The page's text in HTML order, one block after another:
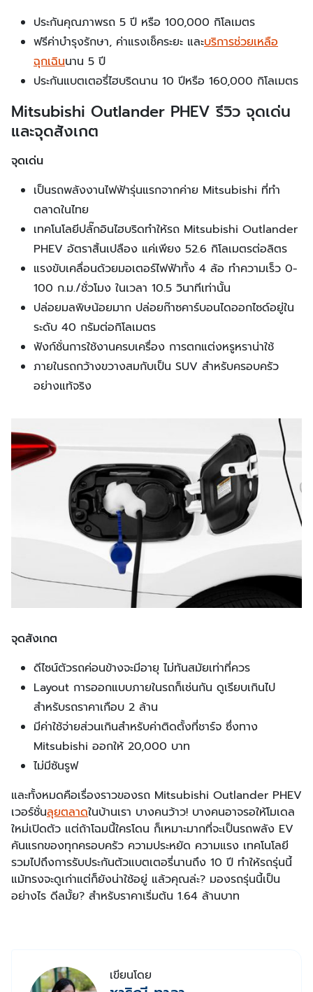
ประกันคุณภาพรถ 5 ปี หรือ 100,000 กิโลเมตร
ฟรีค่าบำรุงรักษา, ค่าแรงเช็คระยะ และบริการช่วยเหลือ
ฉุกเฉินนาน 5 ปี
ประกันแบตเตอรี่ไฮบริดนาน 10 ปีหรือ 160,000 กิโลเมตร
Mitsubishi Outlander PHEV รีวิว จุดเด่น
และจุดสังเกต
จุดเด่น
เป็นรถพลังงานไฟฟ้ารุ่นแรกจากค่าย Mitsubishi ที่ทำ
ตลาดในไทย
เทคโนโลยีปลั๊กอินไฮบริดทำให้รถ Mitsubishi Outlander
PHEV อัตราสิ้นเปลือง แค่เพียง 52.6 กิโลเมตรต่อลิตร
แรงขับเคลื่อนด้วยมอเตอร์ไฟฟ้าทั้ง 4 ล้อ ทำความเร็ว 0-
100 ก.ม./ชั่วโมง ในเวลา 10.5 วินาทีเท่านั้น
ปล่อยมลพิษน้อยมาก ปล่อยก๊าซคาร์บอนไดออกไซด์อยู่ใน
ระดับ 40 กรัมต่อกิโลเมตร
ฟังก์ชั่นการใช้งานครบเครื่อง การตกแต่งหรูหราน่าใช้
ภายในรถกว้างขวางสมกับเป็น SUV สำหรับครอบครัว
อย่างแท้จริง
จุดสังเกต
ดีไซน์ตัวรถค่อนข้างจะมีอายุ ไม่ทันสมัยเท่าที่ควร
Layout การออกแบบภายในรถก็เช่นกัน ดูเรียบเกินไป
สำหรับรถราคาเกือบ 2 ล้าน
มีค่าใช้จ่ายส่วนเกินสำหรับค่าติดตั้งที่ชาร์จ ซึ่งทาง
Mitsubishi ออกให้ 20,000 บาท
ไม่มีซันรูฟ
และทั้งหมดคือเรื่องราวของรถ Mitsubishi Outlander PHEV
เวอร์ชั่นลุยตลาดในบ้านเรา บางคนว้าว! บางคนอาจรอให้โมเดล
ใหม่เปิดตัว แต่ถ้าโฉมนี้ใครโดน ก็เหมาะมากที่จะเป็นรถพลัง EV
คันแรกของทุกครอบครัว ความประหยัด ความแรง เทคโนโลยี
รวมไปถึงการรับประกันตัวแบตเตอรี่นานถึง 10 ปี ทำให้รถรุ่นนี้
แม้ทรงจะดูเก่าแต่ก็ยังน่าใช้อยู่ แล้วคุณล่ะ? มองรถรุ่นนี้เป็น
อย่างไร ดีลมั้ย? สำหรับราคาเริ่มต้น 1.64 ล้านบาท
เขียนโดย